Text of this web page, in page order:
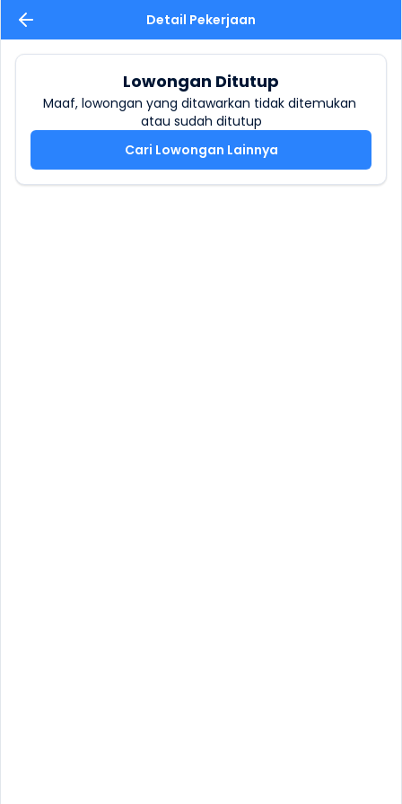
Detail Pekerjaan
Lowongan Ditutup
Maaf, lowongan yang ditawarkan tidak ditemukan
atau sudah ditutup
Cari Lowongan Lainnya